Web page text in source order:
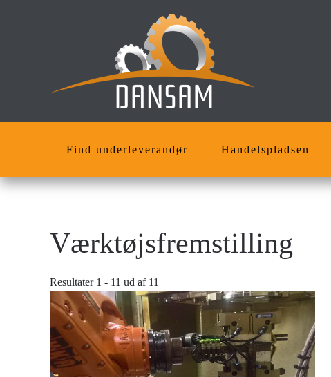
Find underleverandør Handelspladsen
Værktøjsfremstilling
Resultater 1 - 11 ud af 11